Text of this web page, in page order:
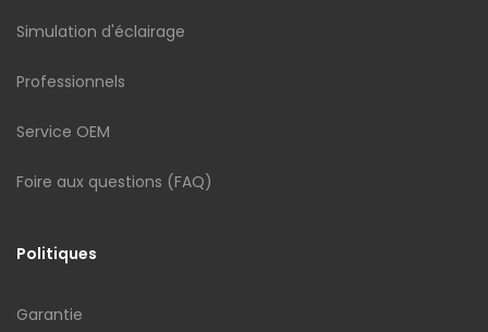
Simulation d'éclairage
Professionnels
Service OEM
Foire aux questions (FAQ)
Politiques
Garantie